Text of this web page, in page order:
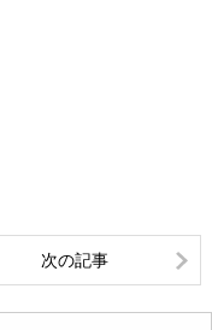
次の記事